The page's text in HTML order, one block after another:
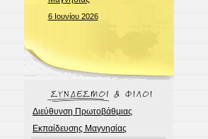
6 Ιουνίου 2026
Διεύθυνση Πρωτοβάθμιας
Εκπαίδευσης Μαγνησίας